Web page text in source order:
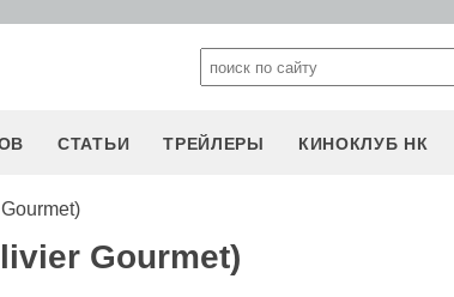
СТАТЬИ ТРЕЙЛЕРЫ КИНОКЛУБ НК
Gourmet)